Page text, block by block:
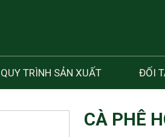
QUY TRÌNH SẢN XUẤT ĐỐI
CÀ PHÊ